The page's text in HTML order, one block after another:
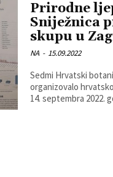
Prirodne
Sniježnica
skupu u
NA - 15.09.2022
Sedmi Hrvatski
organizovalo
14. septembra 2022.